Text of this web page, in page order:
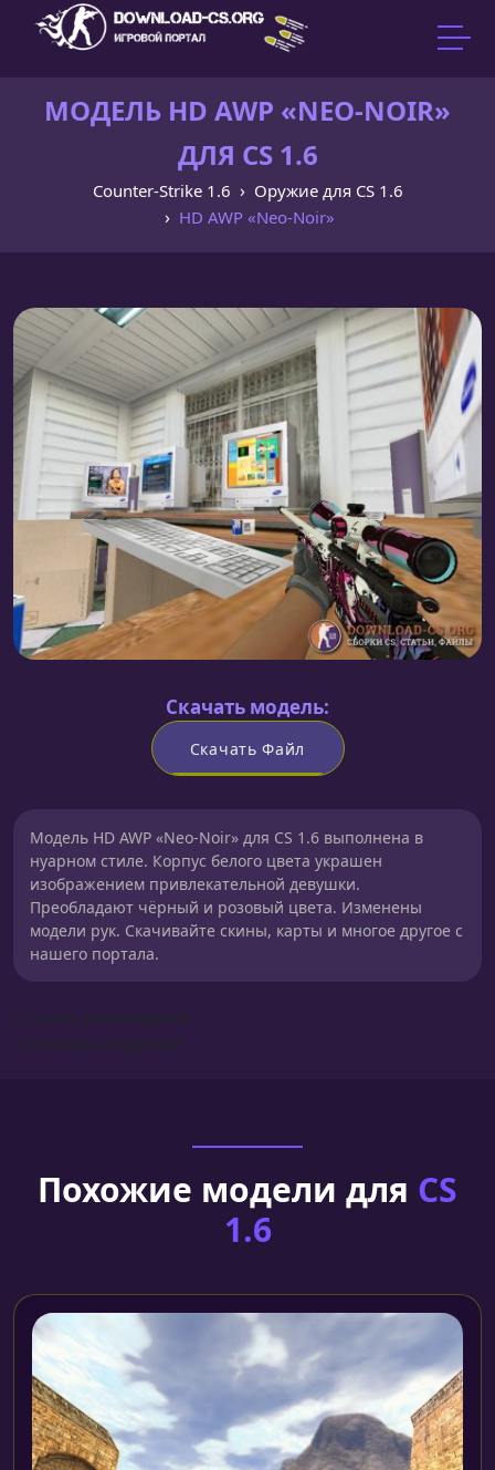
МОДЕЛЬ HD AWP «NEO-NOIR»
ДЛЯ CS 1.6
Counter-Strike 1.6
Оружие для CS 1.6
HD AWP «Neo-Noir»
Скачать модель:
Скачать Файл
Модель HD AWP «Neo-Noir» для CS 1.6 выполнена в
нуарном стиле. Корпус белого цвета украшен
изображением привлекательной девушки.
Преобладают чёрный и розовый цвета. Изменены
модели рук. Скачивайте скины, карты и многое другое с
нашего портала.
Похожие модели для CS
1.6